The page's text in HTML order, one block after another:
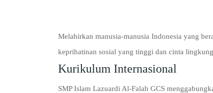
Melahirkan manusia-manusia Indonesia yang
keprihatinan sosial yang tinggi dan cinta
Kurikulum Internasional
SMP Islam Lazuardi Al-Falah GCS